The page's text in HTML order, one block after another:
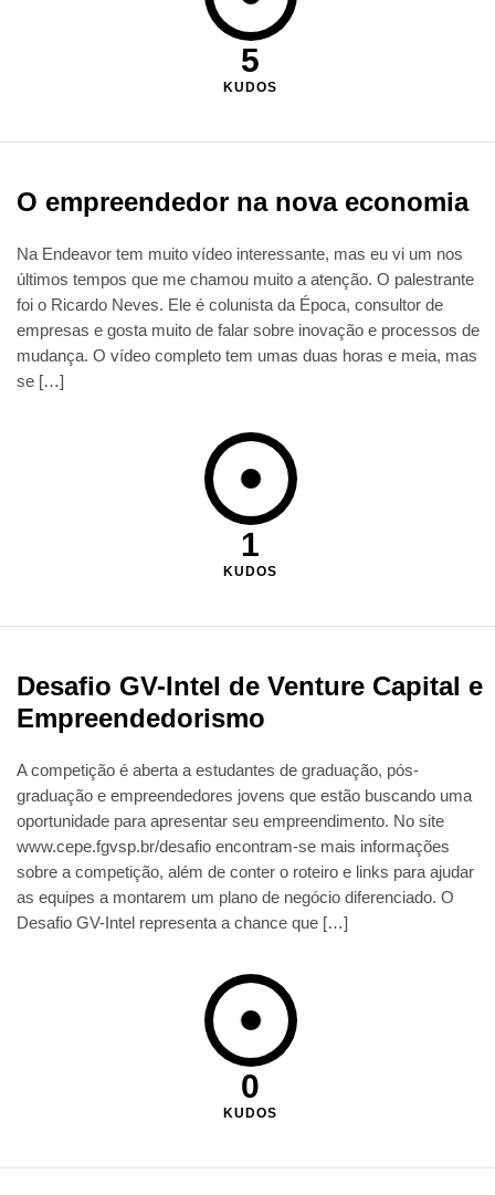
5
KUDOS
O empreendedor na nova economia
Na Endeavor tem muito vídeo interessante, mas eu vi um nos
últimos tempos que me chamou muito a atenção. O palestrante
foi o Ricardo Neves. Ele é colunista da Época, consultor de
empresas e gosta muito de falar sobre inovação e processos de
mudança. O vídeo completo tem umas duas horas e meia, mas
se […]
1
KUDOS
Desafio GV-Intel de Venture Capital e
Empreendedorismo
A competição é aberta a estudantes de graduação, pós-
graduação e empreendedores jovens que estão buscando uma
oportunidade para apresentar seu empreendimento. No site
www.cepe.fgvsp.br/desafio encontram-se mais informações
sobre a competição, além de conter o roteiro e links para ajudar
as equipes a montarem um plano de negócio diferenciado. O
Desafio GV-Intel representa a chance que […]
0
KUDOS